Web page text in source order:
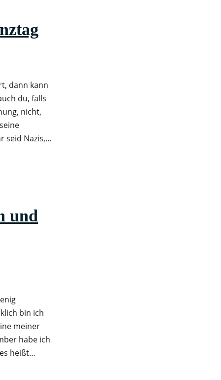
dann kann
du, falls
nicht,
seid Nazis,…
und
bin ich
meiner
habe ich
heißt…